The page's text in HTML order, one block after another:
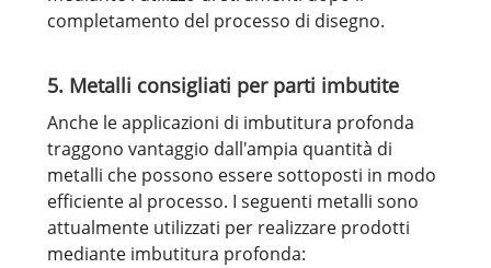
completamento del processo di disegno.
5. Metalli consigliati per parti imbutite
Anche le applicazioni di imbutitura profonda
traggono vantaggio dall'ampia quantità di
metalli che possono essere sottoposti in modo
efficiente al processo. I seguenti metalli sono
attualmente utilizzati per realizzare prodotti
mediante imbutitura profonda: